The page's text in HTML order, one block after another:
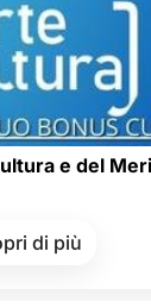
Merito